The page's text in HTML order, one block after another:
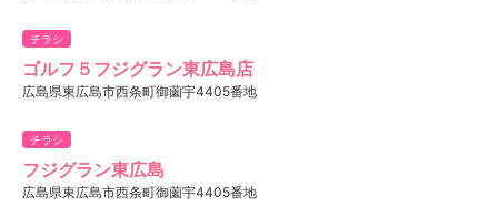
チラシ
ゴルフ５フジグラン東広島店
広島県東広島市西条町御薗宇4405番地
チラシ
フジグラン東広島
広島県東広島市西条町御薗宇4405番地